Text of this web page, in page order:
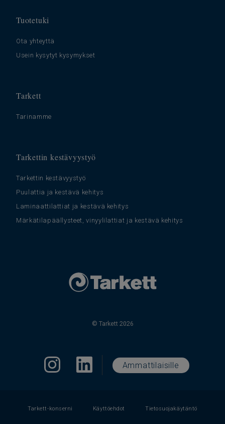
Tuotetuki
Ota yhteyttä
Usein kysytyt kysymykset
Tarkett
Tarinamme
Tarkettin kestävyystyö
Tarkettin kestävyystyö
Puulattia ja kestävä kehitys
Laminaattilattiat ja kestävä kehitys
Märkätilapäällysteet, vinyylilattiat ja kestävä kehitys
© Tarkett 2026
Ammattilaisille
Tarkett-konserni Käyttöehdot Tietosuojakäytäntö